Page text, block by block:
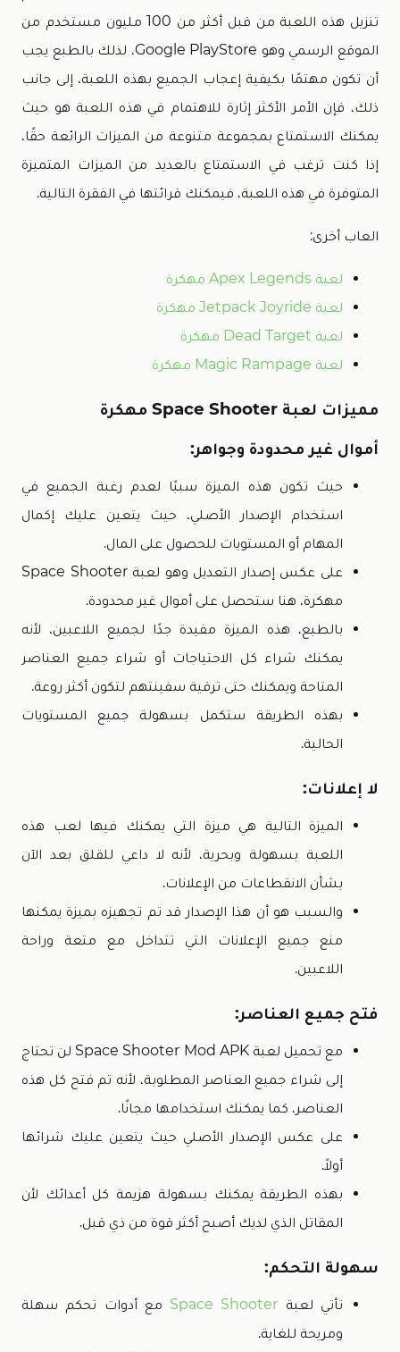
تنزيل هذه اللعبة من قبل أكثر من 100 مليون مستخدم من
الموقع الرسمي وهو Google PlayStore، لذلك بالطبع يجب
أن تكون مهتمًا بكيفية إعجاب الجميع بهذه اللعبة، إلى جانب
ذلك، فإن الأمر الأكثر إثارة للاهتمام في هذه اللعبة هو حيث
يمكنك الاستمتاع بمجموعة متنوعة من الميزات الرائعة حقًا،
إذا كنت ترغب في الاستمتاع بالعديد من الميزات المتميزة
المتوفرة في هذه اللعبة، فيمكنك قرائتها في الفقرة التالية.
العاب أخرى:
لعبة Apex Legends مهكرة
لعبة Jetpack Joyride مهكرة
لعبة Dead Target مهكرة
لعبة Magic Rampage مهكرة
مميزات لعبة Space Shooter مهكرة
أموال غير محدودة وجواهر:
حيث تكون هذه الميزة سببًا لعدم رغبة الجميع في
استخدام الإصدار الأصلي، حيث يتعين عليك إكمال
المهام أو المستويات للحصول على المال.
على عكس إصدار التعديل وهو لعبة Space Shooter
مهكرة، هنا ستحصل على أموال غير محدودة.
بالطبع، هذه الميزة مفيدة جدًا لجميع اللاعبين، لأنه
يمكنك شراء كل الاحتياجات أو شراء جميع العناصر
المتاحة ويمكنك حتى ترقية سفينتهم لتكون أكثر روعة.
بهذه الطريقة ستكمل بسهولة جميع المستويات
الحالية.
لا إعلانات:
الميزة التالية هي ميزة التي يمكنك فيها لعب هذه
اللعبة بسهولة وبحرية، لأنه لا داعي للقلق بعد الآن
بشأن الانقطاعات من الإعلانات.
والسبب هو أن هذا الإصدار قد تم تجهيزه بميزة يمكنها
منع جميع الإعلانات التي تتداخل مع متعة وراحة
اللاعبين.
فتح جميع العناصر:
مع تحميل لعبة Space Shooter Mod APK لن تحتاج
إلى شراء جميع العناصر المطلوبة، لأنه تم فتح كل هذه
العناصر، كما يمكنك استخدامها مجانًا.
على عكس الإصدار الأصلي حيث يتعين عليك شرائها
أولاً.
بهذه الطريقة يمكنك بسهولة هزيمة كل أعدائك لأن
المقاتل الذي لديك أصبح أكثر قوة من ذي قبل.
سهولة التحكم:
تأتي لعبة Space Shooter مع أدوات تحكم سهلة
ومريحة للغاية.